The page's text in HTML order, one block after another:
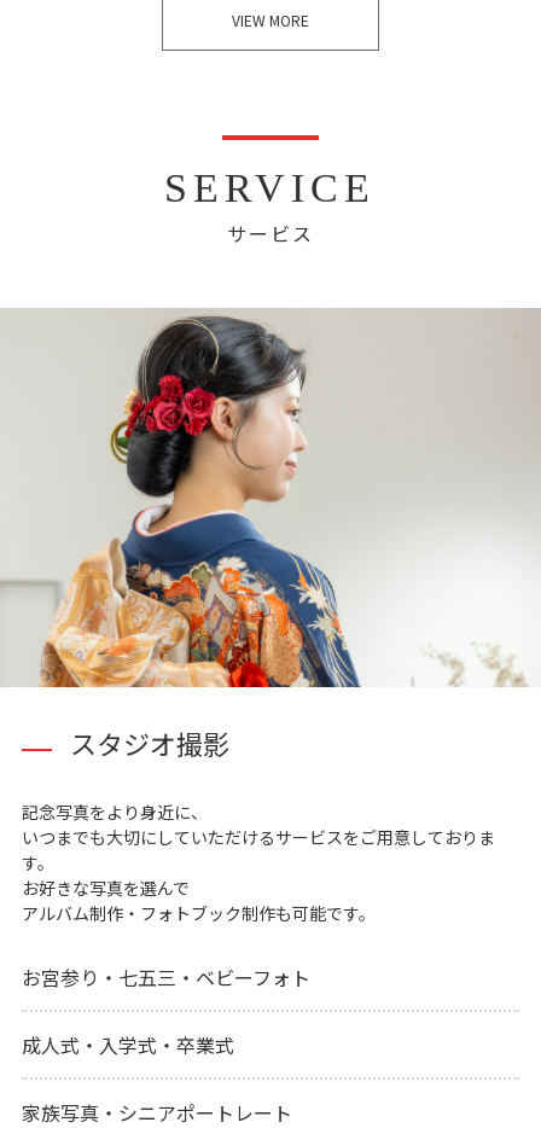
VIEW MORE
SERVICE
サービス
スタジオ撮影
記念写真をより身近に、
いつまでも大切にしていただけるサービスをご用意しておりま
す。
お好きな写真を選んで
アルバム制作・フォトブック制作も可能です。
お宮参り・七五三・ベビーフォト
成人式・入学式・卒業式
家族写真・シニアポートレート